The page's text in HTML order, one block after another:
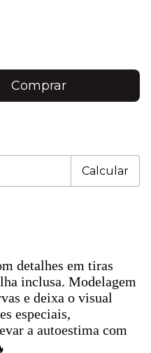
Calcular
detalhes em tiras
inclusa. Modelagem
e deixa o visual
especiais,
a autoestima com